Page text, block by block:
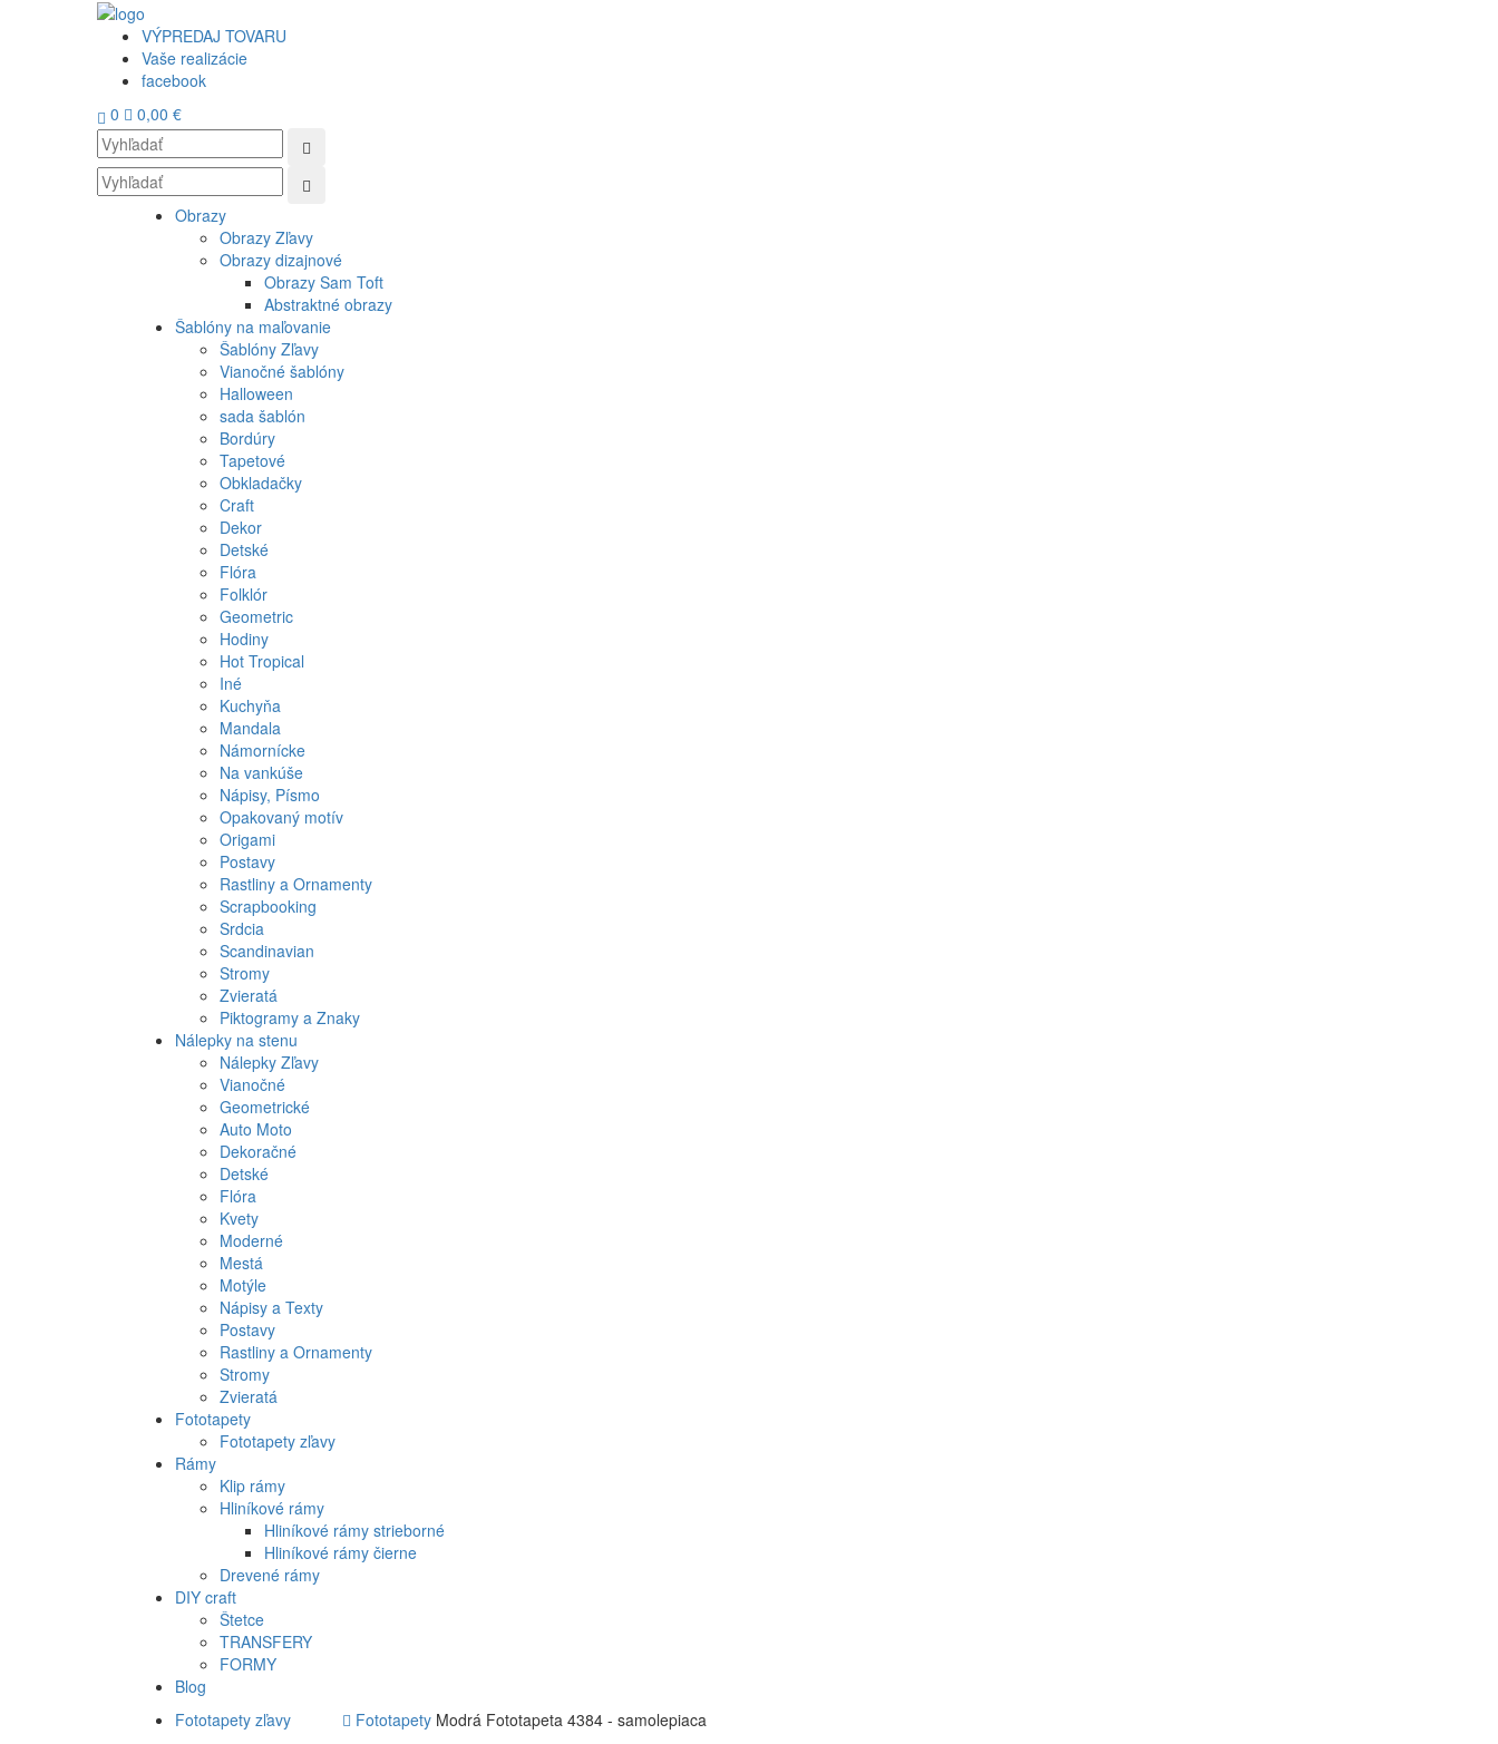
VÝPREDAJ TOVARU
Vaše realizácie
facebook
0
0,00 €
Obrazy
Obrazy Zľavy
Obrazy dizajnové
Obrazy Sam Toft
Abstraktné obrazy
Šablóny na maľovanie
Šablóny Zľavy
Vianočné šablóny
Halloween
sada šablón
Bordúry
Tapetové
Obkladačky
Craft
Dekor
Detské
Flóra
Folklór
Geometric
Hodiny
Hot Tropical
Iné
Kuchyňa
Mandala
Námornícke
Na vankúše
Nápisy, Písmo
Opakovaný motív
Origami
Postavy
Rastliny a Ornamenty
Scrapbooking
Srdcia
Scandinavian
Stromy
Zvieratá
Piktogramy a Znaky
Nálepky na stenu
Nálepky Zľavy
Vianočné
Geometrické
Auto Moto
Dekoračné
Detské
Flóra
Kvety
Moderné
Mestá
Motýle
Nápisy a Texty
Postavy
Rastliny a Ornamenty
Stromy
Zvieratá
Fototapety
Fototapety zľavy
Rámy
Klip rámy
Hliníkové rámy
Hliníkové rámy strieborné
Hliníkové rámy čierne
Drevené rámy
DIY craft
Štetce
TRANSFERY
FORMY
Blog
Fototapety zľavy
Fototapety Modrá Fototapeta 4384 - samolepiaca